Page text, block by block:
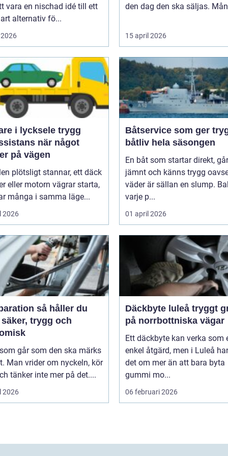
vara en nischad idé till ett
alternativ fö...
den dag den ska säljas.
15 april 2026
i lycksele trygg
när något
på vägen
plötsligt stannar, ett däck
eller motorn vägrar starta,
många i samma läge...
2026
Båtservice som ger
båtliv hela säsongen
En båt som startar direkt, går
jämnt och känns trygg
väder är sällan en slump.
varje p...
01 april 2026
så håller du
trygg och
går som den ska märks
Man vrider om nyckeln, kör
tänker inte mer på det....
2026
Däckbyte luleå tryggt grepp
på norrbottniska vägar
Ett däckbyte kan verka som
enkel åtgärd, men i Luleå
det om mer än att bara byta
gummi mo...
06 februari 2026